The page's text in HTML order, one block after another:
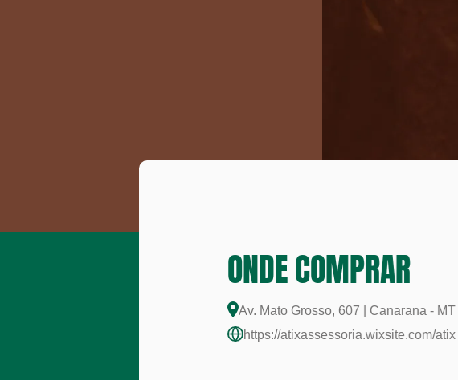
ONDE COMPRAR
Av. Mato Grosso, 607 | Canarana - MT
https://atixassessoria.wixsite.com/atix